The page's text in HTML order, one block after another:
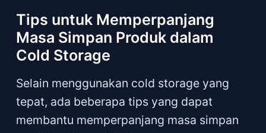
Tips untuk Memperpanjang
Masa Simpan Produk dalam
Cold Storage
Selain menggunakan cold storage yang
tepat, ada beberapa tips yang dapat
membantu memperpanjang masa simpan